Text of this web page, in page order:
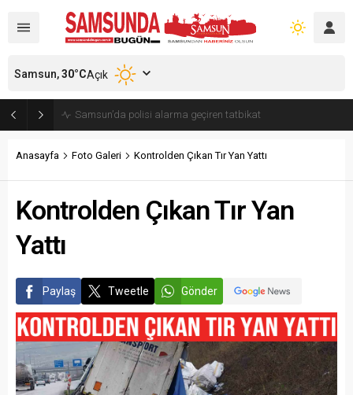
Samsun’da polisi alarma geçiren tatbikat
Samsun,30°CAçık
Anasayfa Foto Galeri Kontrolden Çıkan Tır Yan Yattı
Kontrolden Çıkan Tır Yan
Yattı
Paylaş Tweetle Gönder